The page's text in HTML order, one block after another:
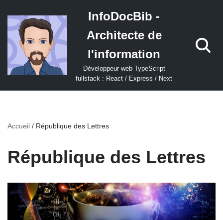
Aller
au
contenu
InfoDocBib -
Architecte de
l'information
Développeur web TypeScript
fullstack : React / Express / Next
Accueil / République des Lettres
République des Lettres